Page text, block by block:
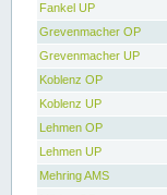
Fankel UP
Grevenmacher OP
Grevenmacher UP
Koblenz OP
Koblenz UP
Lehmen OP
Lehmen UP
Mehring AMS